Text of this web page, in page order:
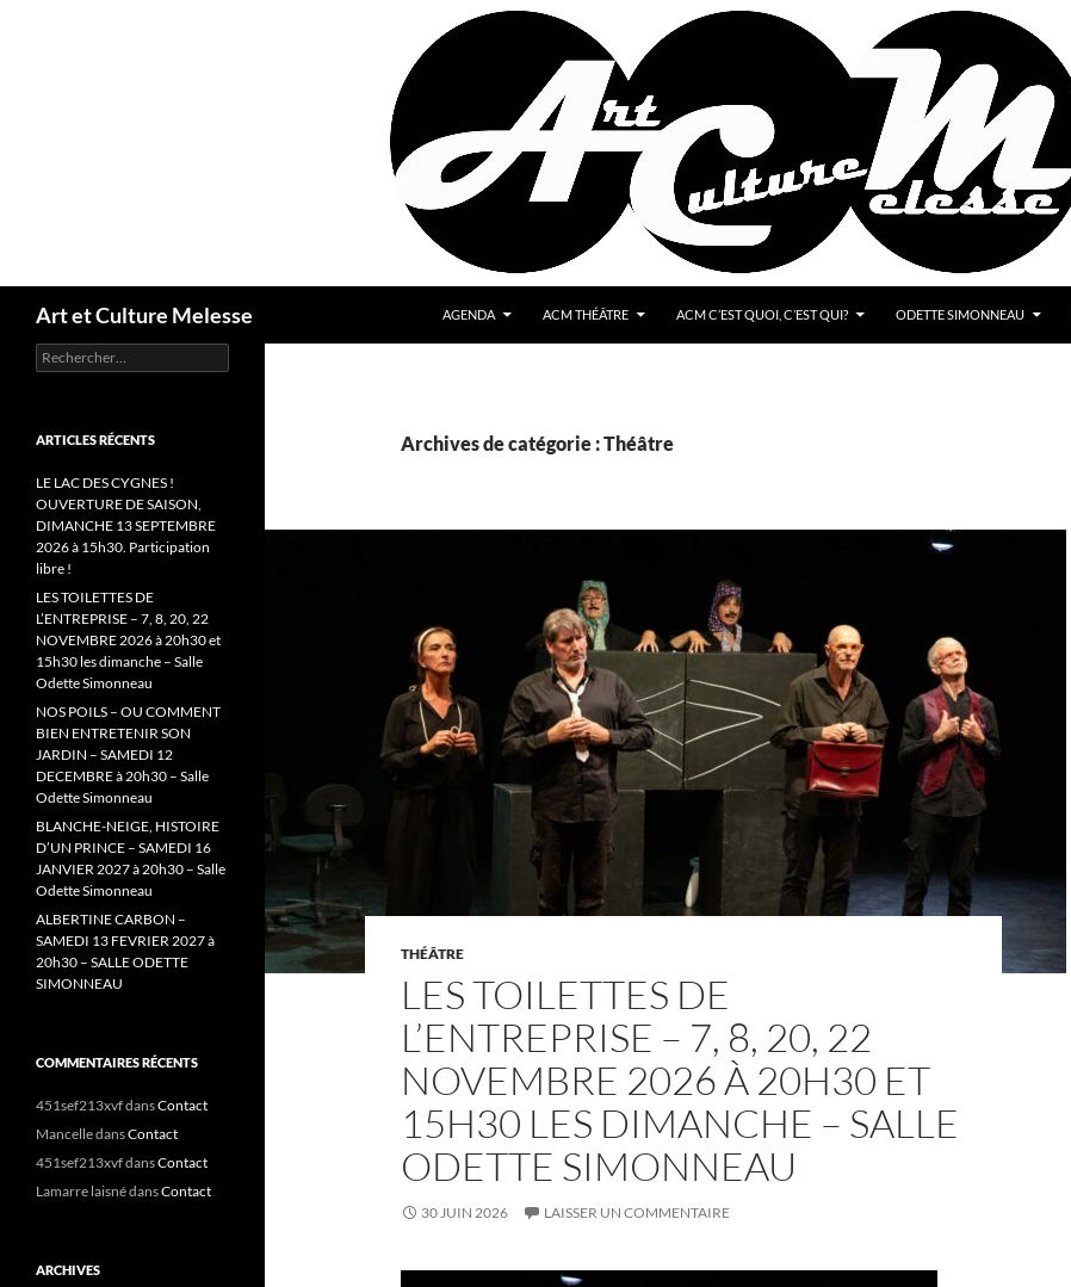
Art et Culture Melesse AGENDA ACM THÉÂTRE ACM C’EST QUOI, C’EST QUI? ODETTE SIMONNEAU
Archives de catégorie : Théâtre
THÉÂTRE
LES TOILETTES DE
L’ENTREPRISE – 7, 8, 20, 22
NOVEMBRE 2026 À 20H30 ET
15H30 LES DIMANCHE – SALLE
ODETTE SIMONNEAU
30 JUIN 2026 LAISSER UN COMMENTAIRE
Rechercher :
ARTICLES RÉCENTS
LE LAC DES CYGNES !
OUVERTURE DE SAISON,
DIMANCHE 13 SEPTEMBRE
2026 à 15h30. Participation
libre !
LES TOILETTES DE
L’ENTREPRISE – 7, 8, 20, 22
NOVEMBRE 2026 à 20h30 et
15h30 les dimanche – Salle
Odette Simonneau
NOS POILS – OU COMMENT
BIEN ENTRETENIR SON
JARDIN – SAMEDI 12
DECEMBRE à 20h30 – Salle
Odette Simonneau
BLANCHE-NEIGE, HISTOIRE
D’UN PRINCE – SAMEDI 16
JANVIER 2027 à 20h30 – Salle
Odette Simonneau
ALBERTINE CARBON –
SAMEDI 13 FEVRIER 2027 à
20h30 – SALLE ODETTE
SIMONNEAU
COMMENTAIRES RÉCENTS
451sef213xvfdansContact
MancelledansContact
451sef213xvfdansContact
Lamarre laisnédansContact
ARCHIVES